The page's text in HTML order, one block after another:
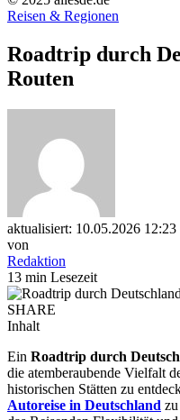
Reisen & Regionen
Roadtrip durch
Routen
aktualisiert: 10.05.2026 12:23
von
Redaktion
13 min Lesezeit
SHARE
Inhalt
Ein Roadtrip durch
die atemberaubende Vielfalt
historischen Stätten zu
Autoreise in Deutschland